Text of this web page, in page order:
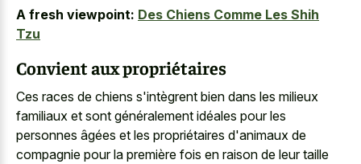
A fresh viewpoint: Des Chiens Comme Les Shih
Tzu
Convient aux propriétaires
Ces races de chiens s'intègrent bien dans les milieux
familiaux et sont généralement idéales pour les
personnes âgées et les propriétaires d'animaux de
compagnie pour la première fois en raison de leur taille